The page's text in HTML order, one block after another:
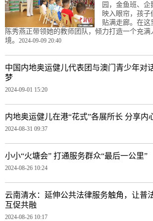
园，金鱼班、
映入眼帘，孩
贴满走廊。在这
陈秀燕正带领她的教师团队，倾力打造一个充
境。 2024-09-09 20:40
中国内地奥运健儿代表团与澳门青少年对
梦
2024-09-01 15:20
内地奥运健儿在港“花式”各展所长 分享内
2024-08-31 09:37
小小“火塘会” 打通服务群众“最后一公里”
2024-08-26 10:24
云南清水：延伸公共法律服务触角，让普
互促共融
2024-08-26 10:17